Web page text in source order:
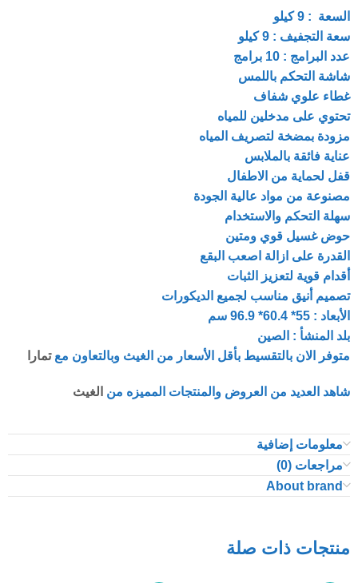
السعة : 9 كيلو
سعة التجفيف : 9 كيلو
عدد البرامج : 10 برامج
شاشة التحكم باللمس
غطاء علوي شفاف
تحتوي على مدخلين للمياه
مزودة بمضخة لتصريف المياه
عناية فائقة بالملابس
قفل لحماية من الاطفال
مصنوعة من مواد عالية الجودة
سهلة التحكم والاستخدام
حوض غسيل قوي ومتين
القدرة على ازالة اصعب البقع
أقدام قوية لتعزيز الثبات
تصميم أنيق مناسب لجميع الديكورات
الأبعاد : 55* 60.4* 96.9 سم
بلد المنشأ : الصين
متوفر الان بالتقسيط بأقل الأسعار من الغيث وبالتعاون معتمارا
شاهد العديد من العروض والمنتجات المميزه من الغيث
معلومات إضافية
مراجعات (0)
About brand
منتجات ذات صلة